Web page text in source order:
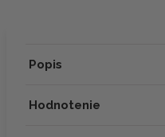
Popis
Hodnotenie